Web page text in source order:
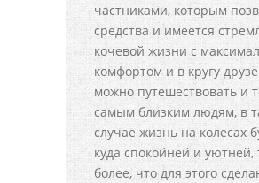
частниками, которым
средства и имеется
кочевой жизни с
комфортом и в кругу
можно путешествовать и
самым близким людям, в
случае жизнь на колесах
куда спокойней и уютней,
более, что для этого